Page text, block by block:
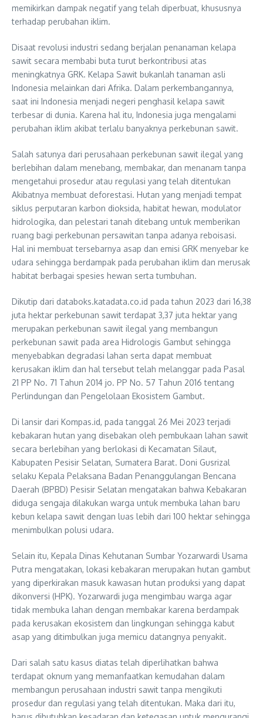
memikirkan dampak negatif yang telah diperbuat, khususnya
terhadap perubahan iklim.
Disaat revolusi industri sedang berjalan penanaman kelapa
sawit secara membabi buta turut berkontribusi atas
meningkatnya GRK. Kelapa Sawit bukanlah tanaman asli
Indonesia melainkan dari Afrika. Dalam perkembangannya,
saat ini Indonesia menjadi negeri penghasil kelapa sawit
terbesar di dunia. Karena hal itu, Indonesia juga mengalami
perubahan iklim akibat terlalu banyaknya perkebunan sawit.
Salah satunya dari perusahaan perkebunan sawit ilegal yang
berlebihan dalam menebang, membakar, dan menanam tanpa
mengetahui prosedur atau regulasi yang telah ditentukan
Akibatnya membuat deforestasi. Hutan yang menjadi tempat
siklus perputaran karbon dioksida, habitat hewan, modulator
hidrologika, dan pelestari tanah ditebang untuk memberikan
ruang bagi perkebunan persawitan tanpa adanya reboisasi.
Hal ini membuat tersebarnya asap dan emisi GRK menyebar ke
udara sehingga berdampak pada perubahan iklim dan merusak
habitat berbagai spesies hewan serta tumbuhan.
Dikutip dari databoks.katadata.co.id pada tahun 2023 dari 16,38
juta hektar perkebunan sawit terdapat 3,37 juta hektar yang
merupakan perkebunan sawit ilegal yang membangun
perkebunan sawit pada area Hidrologis Gambut sehingga
menyebabkan degradasi lahan serta dapat membuat
kerusakan iklim dan hal tersebut telah melanggar pada Pasal
21 PP No. 71 Tahun 2014 jo. PP No. 57 Tahun 2016 tentang
Perlindungan dan Pengelolaan Ekosistem Gambut.
Di lansir dari Kompas.id, pada tanggal 26 Mei 2023 terjadi
kebakaran hutan yang disebakan oleh pembukaan lahan sawit
secara berlebihan yang berlokasi di Kecamatan Silaut,
Kabupaten Pesisir Selatan, Sumatera Barat. Doni Gusrizal
selaku Kepala Pelaksana Badan Penanggulangan Bencana
Daerah (BPBD) Pesisir Selatan mengatakan bahwa Kebakaran
diduga sengaja dilakukan warga untuk membuka lahan baru
kebun kelapa sawit dengan luas lebih dari 100 hektar sehingga
menimbulkan polusi udara.
Selain itu, Kepala Dinas Kehutanan Sumbar Yozarwardi Usama
Putra mengatakan, lokasi kebakaran merupakan hutan gambut
yang diperkirakan masuk kawasan hutan produksi yang dapat
dikonversi (HPK). Yozarwardi juga mengimbau warga agar
tidak membuka lahan dengan membakar karena berdampak
pada kerusakan ekosistem dan lingkungan sehingga kabut
asap yang ditimbulkan juga memicu datangnya penyakit.
Dari salah satu kasus diatas telah diperlihatkan bahwa
terdapat oknum yang memanfaatkan kemudahan dalam
membangun perusahaan industri sawit tanpa mengikuti
prosedur dan regulasi yang telah ditentukan. Maka dari itu,